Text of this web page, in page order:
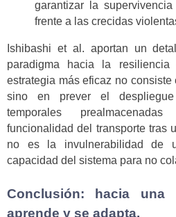
garantizar la
frente a las crecidas
Ishibashi et al. aportan un
paradigma hacia la
estrategia más eficaz no consiste
sino en prever el
temporales
funcionalidad del transporte tras
no es la invulnerabilidad de
capacidad del sistema para no
Conclusión: hacia una
aprende y se adapta.